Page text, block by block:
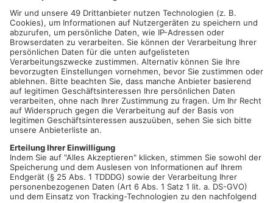
BRUCHKÖBEL.In Bruchköbel soll der ärztliche
Bereitschaftsdienst geschlossen werden. Dagegen gibt es
jetzt deutlichen Widerstand aus der Politik. Im
Sozialausschuss der Stadt Bruchköbel haben FDP, Grüne, SPD
und CDU dazu einen gemeinsamen Dringlichkeitsantrag
eingebracht. Auch die Bürgermeister vom Main-Kinzig-Kreis
fordern die Kassenärztliche Vereinigung auf, ihre Entscheidung
zurückzunehmen. Der Bereitschaftsdienst wird nicht nur in
Bruchköbel genutzt, sondern auch von Menschen aus
umliegenden Kommunen. Die Politik befürchtet, dass sich die
medizinische Versorgung abends, nachts und am Wochenende
deutlich verschlechtert. Die Kassenärztliche Versorgung soll
ihre Entscheidung deshalb noch einmal prüfen und gemeinsam
mit Stadt, Kreis und Ärzten nach einer Lösung suchen.
Artikel teilen